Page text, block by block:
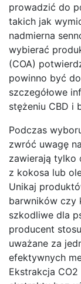
prowadzić do
takich jak
nadmierna
wybierać
(COA)
powinno być
szczegółowe
stężeniu CBD i
Podczas
zwróć uwagę
zawierają tylko
z kokosa lub
Unikaj
barwników czy
szkodliwe dla
producent
uważane za
efektywnych
Ekstrakcja